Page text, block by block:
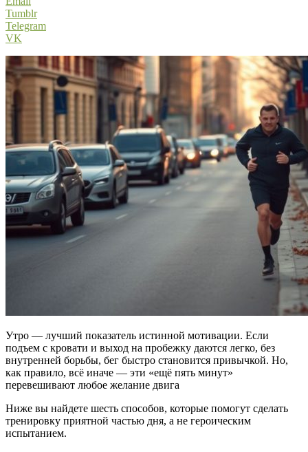
Tumblr
Telegram
VK
Утро — лучший показатель истинной мотивации. Если
подъем с кровати и выход на пробежку даются легко, без
внутренней борьбы, бег быстро становится привычкой. Но,
как правило, всё иначе — эти «ещё пять минут»
перевешивают любое желание двига
Ниже вы найдете шесть способов, которые помогут сделать
тренировку приятной частью дня, а не героическим
испытанием.